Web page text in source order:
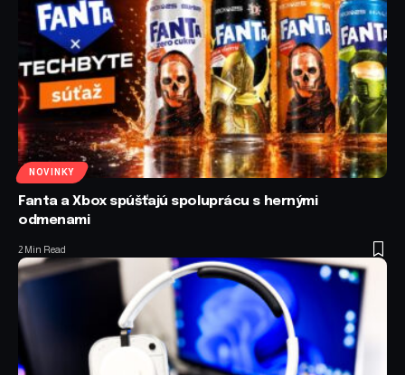
NOVINKY
Fanta a Xbox spúšťajú spoluprácu s hernými
odmenami
2 Min Read